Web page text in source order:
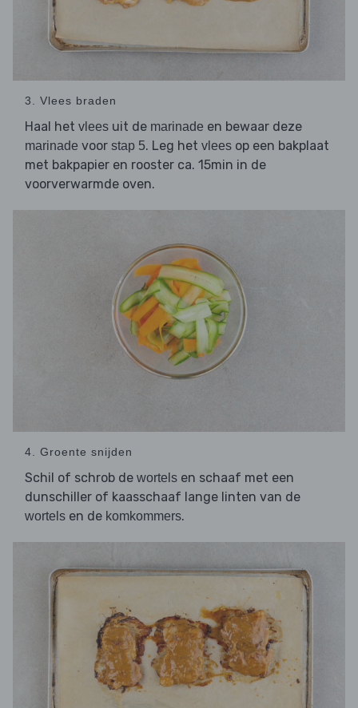
3. Vlees braden
Haal het vlees uit de marinade en bewaar deze
marinade voor stap 5. Leg het vlees op een bakplaat
met bakpapier en rooster ca. 15min in de
voorverwarmde oven.
4. Groente snijden
Schil of schrob de wortels en schaaf met een
dunschiller of kaasschaaf lange linten van de
wortels en de komkommers.